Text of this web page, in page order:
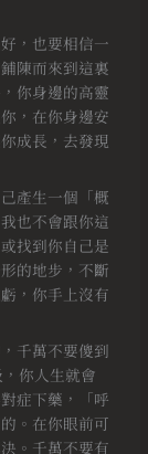
，也要相信一
陳而來到這裏
你身邊的高靈
，在你身邊安
成長，去發現
產生一個「概
也不會跟你這
找到你自己是
的地步，不斷
，你手上沒有
千萬不要傻到
你人生就會
症下藥，「呼
。在你眼前可
。千萬不要有